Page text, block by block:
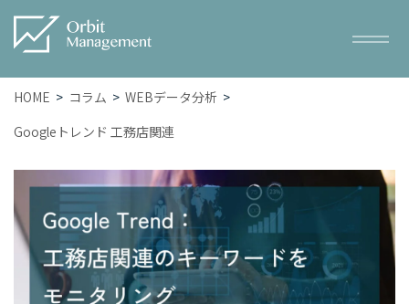
Service
サービス一覧
– トータルWEBマーケティング
HOME コラム
WEBデータ分析
Googleトレンド 工務店関連